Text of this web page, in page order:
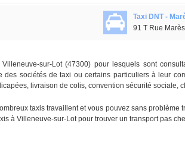
Taxi DNT -
91 T Rue
sur-Lot (47300) pour lesquels sont
sociétés de taxi ou certains particuliers à leur
livraison de colis, convention sécurité sociale,
taxis travaillent et vous pouvez sans
à Villeneuve-sur-Lot pour trouver un transport pas